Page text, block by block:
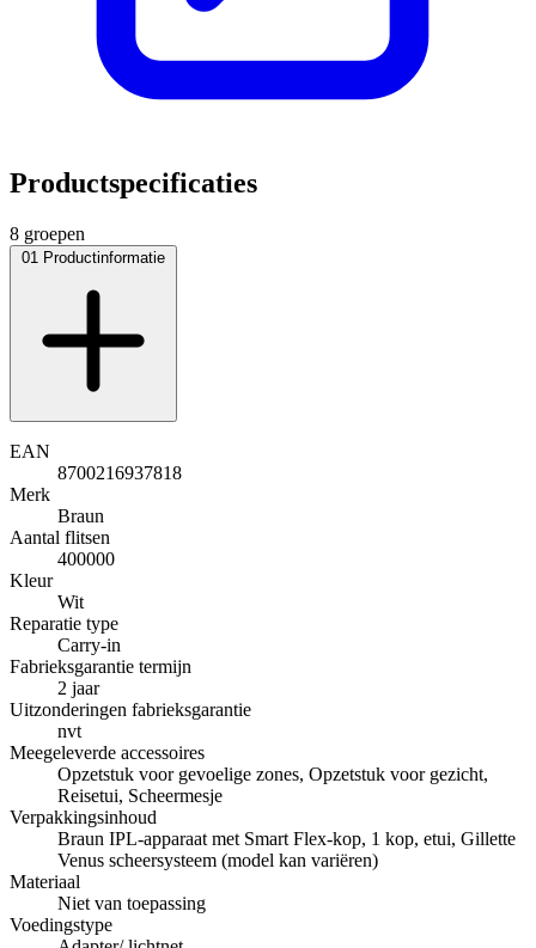
Productspecificaties
8 groepen
01 Productinformatie
EAN
8700216937818
Merk
Braun
Aantal flitsen
400000
Kleur
Wit
Reparatie type
Carry-in
Fabrieksgarantie termijn
2 jaar
Uitzonderingen fabrieksgarantie
nvt
Meegeleverde accessoires
Opzetstuk voor gevoelige zones, Opzetstuk voor gezicht,
Reisetui, Scheermesje
Verpakkingsinhoud
Braun IPL-apparaat met Smart Flex-kop, 1 kop, etui, Gillette
Venus scheersysteem (model kan variëren)
Materiaal
Niet van toepassing
Voedingstype